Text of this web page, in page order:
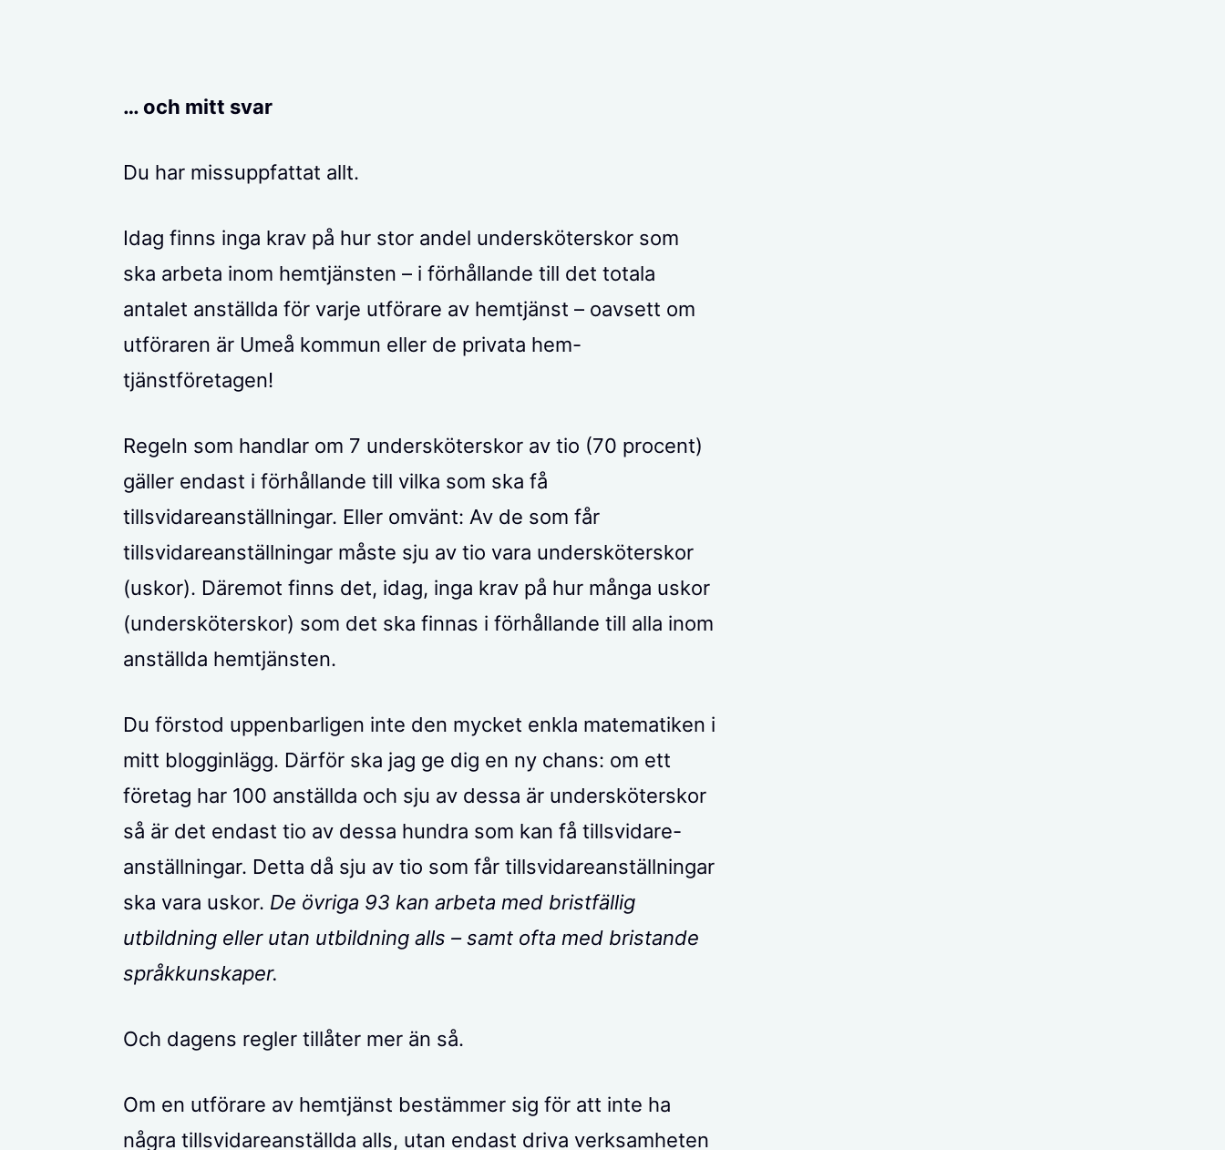
… och mitt svar
Du har missuppfattat allt.
Idag finns inga krav på hur stor andel undersköterskor som
ska arbeta inom hemtjänsten – i förhållande till det totala
antalet anställda för varje utförare av hemtjänst – oavsett om
utföraren är Umeå kommun eller de privata hem-
tjänstföretagen!
Regeln som handlar om 7 undersköterskor av tio (70 procent)
gäller endast i förhållande till vilka som ska få
tillsvidareanställningar. Eller omvänt: Av de som får
tillsvidareanställningar måste sju av tio vara undersköterskor
(uskor). Däremot finns det, idag, inga krav på hur många uskor
(undersköterskor) som det ska finnas i förhållande till alla inom
anställda hemtjänsten.
Du förstod uppenbarligen inte den mycket enkla matematiken i
mitt blogginlägg. Därför ska jag ge dig en ny chans: om ett
företag har 100 anställda och sju av dessa är undersköterskor
så är det endast tio av dessa hundra som kan få tillsvidare-
anställningar. Detta då sju av tio som får tillsvidareanställningar
ska vara uskor. De övriga 93 kan arbeta med bristfällig
utbildning eller utan utbildning alls – samt ofta med bristande
språkkunskaper.
Och dagens regler tillåter mer än så.
Om en utförare av hemtjänst bestämmer sig för att inte ha
några tillsvidareanställda alls, utan endast driva verksamheten